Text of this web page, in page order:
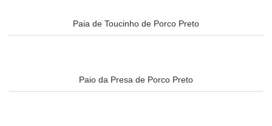
Paia de Toucinho de Porco Preto
Paio da Presa de Porco Preto